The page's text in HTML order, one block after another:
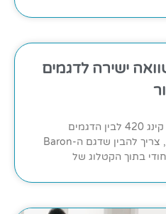
420: השוואה ישירה לדגמים
מי שמתלבט בין דגם ברויל קינג 420 לבין הדגמים
האחרים בטווח המחיר שלו, צריך להבין שדגם ה-Baron